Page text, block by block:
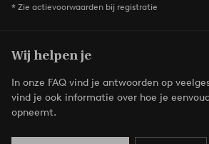
* Zie actievoorwaarden bij registratie
Wij helpen je
In onze FAQ vind je antwoorden op
vind je ook informatie over hoe je
opneemt.